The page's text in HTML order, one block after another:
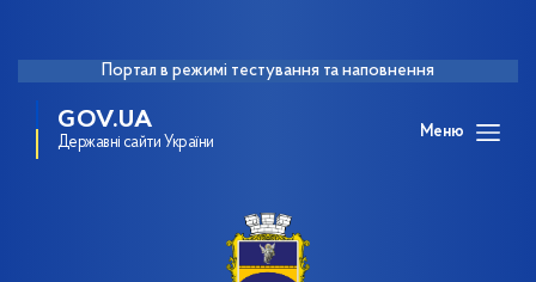
Портал в режимі тестування та наповнення
GOV.UA
Державні сайти України
Меню